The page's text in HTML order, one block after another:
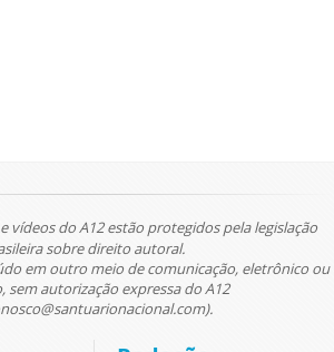
vídeos do A12 estão protegidos pela legislação
sobre direito autoral.
em outro meio de comunicação, eletrônico ou
sem autorização expressa do A12